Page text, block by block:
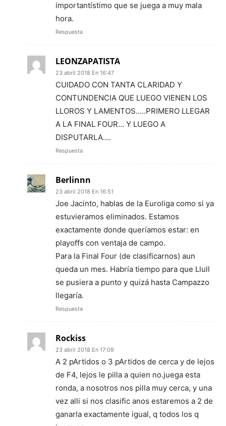
importantístimo que se juega a muy mala
hora.
Respuesta
LEONZAPATISTA
23 abril 2018 En 16:47
CUIDADO CON TANTA CLARIDAD Y
CONTUNDENCIA QUE LUEGO VIENEN LOS
LLOROS Y LAMENTOS…..PRIMERO LLEGAR
A LA FINAL FOUR… Y LUEGO A
DISPUTARLA….
Respuesta
Berlinnn
23 abril 2018 En 16:51
Joe Jacinto, hablas de la Euroliga como si ya
estuvieramos eliminados. Estamos
exactamente donde queríamos estar: en
playoffs con ventaja de campo.
Para la Final Four (de clasificarnos) aun
queda un mes. Habría tiempo para que Llull
se pusiera a punto y quizá hasta Campazzo
llegaría.
Respuesta
Rockiss
23 abril 2018 En 17:09
A 2 pArtidos o 3 pArtidos de cerca y de lejos
de F4, lejos le pilla a quien no.juega esta
ronda, a nosotros nos pilla muy cerca, y una
vez alli si nos clasific anos estaremos a 2 de
ganarla exactamente igual, q todos los q